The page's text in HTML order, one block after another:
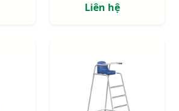
Liên hệ